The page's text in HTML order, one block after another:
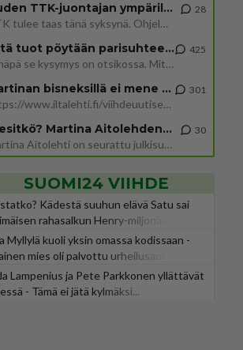
Uuden TTK-juontajan ympärillä epätietoisuus sakenee - Nyt MTV hämmentää soppaa
TTK tulee taas tänä syksynä. Ohjelman uudet tähtioppilaat julkistetaan torstaina 6. elokuuta klo 14 alkavassa lehdistö
28
Mitä tuot pöytään parisuhteessa?
Siinäpä se kysymys on otsikossa. Mitäpä siis tuot/toisit pöytään parisuhteessa? Oletko mies vai nainen? Koetko sen mitä
425
Martinan bisneksillä ei mene hyvin
https://www.iltalehti.fi/viihdeuutiset/a/c46da6ab-340f-4790-aaa7-0865eed2336 Yrityksen konkurssihakemus on tullut kärä
301
Tiesitkö? Martina Aitolehden isäpuoli on tämä suosittu laulaja
Martina Aitolehti on seurattu julkisuuden henkilö. Lähipiiriin mahtuu muitakin tunnettuja henkilöitä. Tiesitkö, että Ma
30
SUOMI24 VIIHDE
Kädestä suuhun elävä Satu sai
rahasalkun Henry-miljonääriltä
Myllylä kuoli yksin omassa kodissaan -
mies oli palvottu urheilusankari?
Lampenius ja Pete Parkkonen yllättävät
- Tämä ei jätä kylmäksi...